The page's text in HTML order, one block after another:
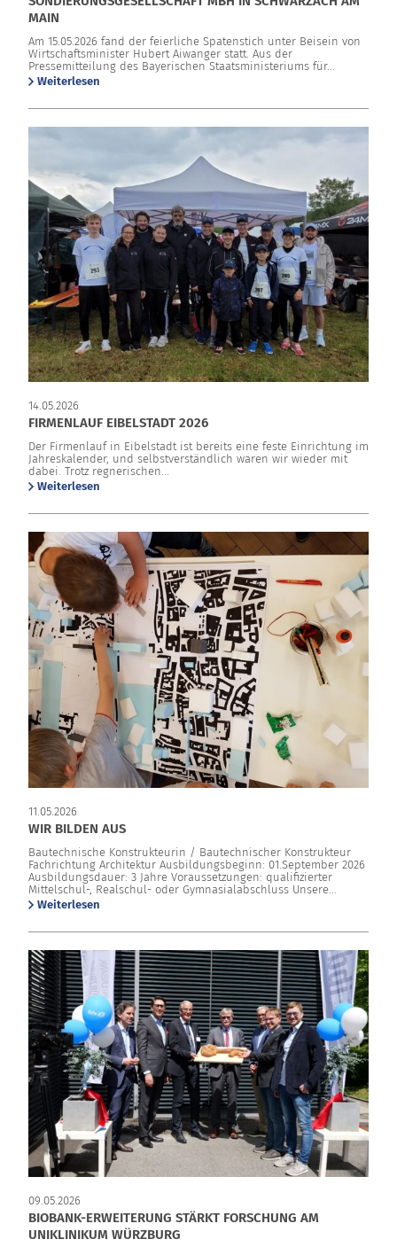
MAIN
Am 15.05.2026 fand der feierliche Spatenstich unter Beisein von
Wirtschaftsminister Hubert Aiwanger statt. Aus der
Pressemitteilung des Bayerischen Staatsministeriums für...
Weiterlesen
14.05.2026
FIRMENLAUF EIBELSTADT 2026
Der Firmenlauf in Eibelstadt ist bereits eine feste Einrichtung im
Jahreskalender, und selbstverständlich waren wir wieder mit
dabei. Trotz regnerischen...
Weiterlesen
11.05.2026
WIR BILDEN AUS
Bautechnische Konstrukteurin / Bautechnischer Konstrukteur
Fachrichtung Architektur Ausbildungsbeginn: 01.September 2026
Ausbildungsdauer: 3 Jahre Voraussetzungen: qualifizierter
Mittelschul-, Realschul- oder Gymnasialabschluss Unsere...
Weiterlesen
09.05.2026
BIOBANK-ERWEITERUNG STÄRKT FORSCHUNG AM
UNIKLINIKUM WÜRZBURG